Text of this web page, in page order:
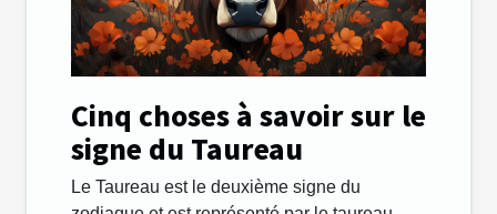
Cinq choses à savoir sur le
signe du Taureau
Le Taureau est le deuxième signe du